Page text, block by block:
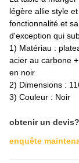
légère allie style
fonctionnalité et
d'exception qui
1) Matériau :
acier au carbone
en noir
2) Dimensions :
3) Couleur : Noir
obtenir un devis?
enquête